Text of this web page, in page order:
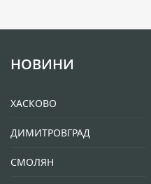
НОВИНИ
ХАСКОВО
ДИМИТРОВГРАД
СМОЛЯН